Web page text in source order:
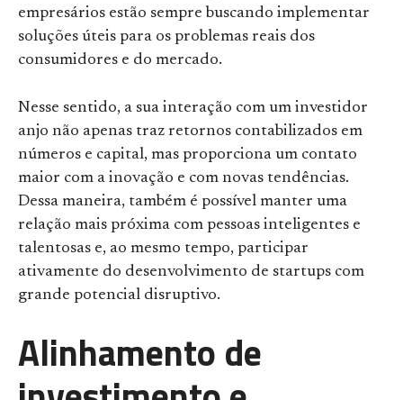
empresários estão sempre buscando implementar
soluções úteis para os problemas reais dos
consumidores e do mercado.
Nesse sentido, a sua interação com um investidor
anjo não apenas traz retornos contabilizados em
números e capital, mas proporciona um contato
maior com a inovação e com novas tendências.
Dessa maneira, também é possível manter uma
relação mais próxima com pessoas inteligentes e
talentosas e, ao mesmo tempo, participar
ativamente do desenvolvimento de startups com
grande potencial disruptivo.
Alinhamento de